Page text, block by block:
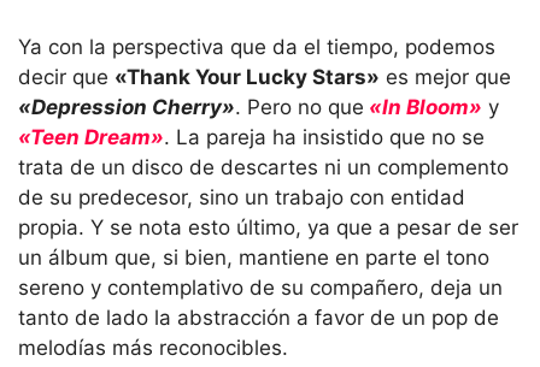
Ya con la perspectiva que da el tiempo, podemos
decir que «Thank Your Lucky Stars» es mejor que
«Depression Cherry». Pero no que «In Bloom» y
«Teen Dream». La pareja ha insistido que no se
trata de un disco de descartes ni un complemento
de su predecesor, sino un trabajo con entidad
propia. Y se nota esto último, ya que a pesar de ser
un álbum que, si bien, mantiene en parte el tono
sereno y contemplativo de su compañero, deja un
tanto de lado la abstracción a favor de un pop de
melodías más reconocibles.